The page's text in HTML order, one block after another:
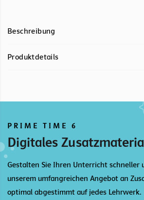
Beschreibung
Produktdetails
PRIME TIME 6
Digitales
Gestalten Sie Ihren Unterricht schneller
unserem umfangreichen Angebot an
optimal abgestimmt auf jedes Lehrwerk.